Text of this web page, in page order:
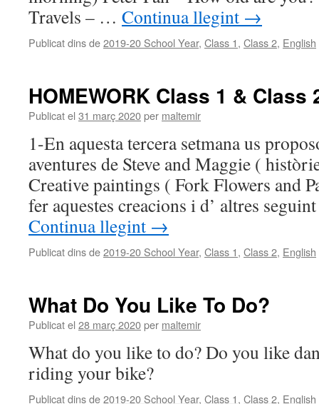
Travels – … Continua llegint →
Publicat dins de2019-20 School Year, Class 1, Class 2, English
HOMEWORK Class 1 & Class
Publicat el 31 març 2020per maltemir
1-En aquesta tercera setmana us
aventures de Steve and Maggie (
Creative paintings ( Fork Flowers and
fer aquestes creacions i d’ altres
Continua llegint →
Publicat dins de2019-20 School Year, Class 1, Class 2, English
What Do You Like To Do?
Publicat el 28 març 2020per maltemir
What do you like to do? Do you like
riding your bike?
Publicat dins de2019-20 School Year, Class 1, Class 2, English